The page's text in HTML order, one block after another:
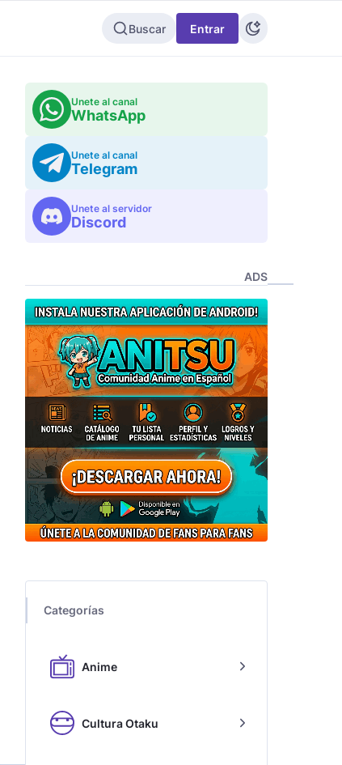
Buscar Entrar
Unete al canal
WhatsApp
Unete al canal
Telegram
Unete al servidor
Discord
ADS
Categorías
Anime
Cultura Otaku